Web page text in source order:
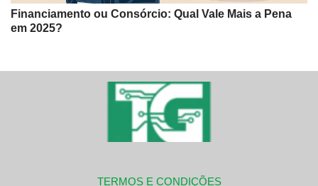
Financiamento ou Consórcio: Qual Vale Mais a Pena
em 2025?
TERMOS E CONDIÇÕES